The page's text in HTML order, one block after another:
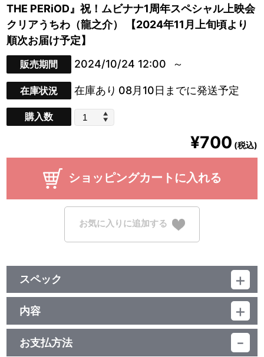
THE PERiOD』祝！ムビナナ1周年スペシャル上映会
クリアうちわ（龍之介） 【2024年11月上旬頃より
順次お届け予定】
販売期間 2024/10/24 12:00
在庫状況 在庫あり 08月10日までに発送予定
購入数
¥700 (税込)
ショッピングカートに入れる
お気に入りに追加する
スペック
品番：TU-9618
ジャンル：うちわ
素材：PET、PP
サイズ：約 縦282mm×横185mm（持ち手含む）
生産国：日本
内容
【使用上の注意】
●本来の用途以外で使用しないでください。
●ひび・傷・割れ・カケがある場合は、使用しないでください。
お支払方法